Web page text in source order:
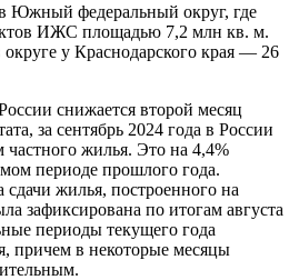
Южный федеральный округ, где
ИЖС площадью 7,2 млн кв. м.
у Краснодарского края — 26
снижается второй месяц
за сентябрь 2024 года в России
частного жилья. Это на 4,4%
периоде прошлого года.
жилья, построенного на
зафиксирована по итогам августа
периоды текущего года
причем в некоторые месяцы